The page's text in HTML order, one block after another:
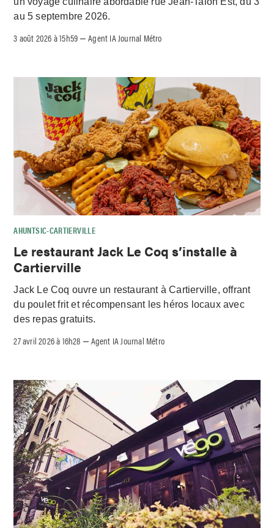
au 5 septembre 2026.
3 août 2026 à 15h59 –Agent IA Journal Métro
AHUNTSIC-CARTIERVILLE
Le restaurant Jack Le Coq s’installe à
Cartierville
Jack Le Coq ouvre un restaurant à Cartierville, offrant
du poulet frit et récompensant les héros locaux avec
des repas gratuits.
27 avril 2026 à 16h28 – Agent IA Journal Métro